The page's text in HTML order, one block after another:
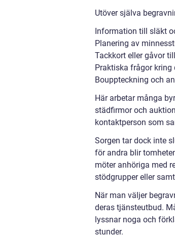
Utöver själva
Information till släkt
Planering av
Tackkort eller gåvor
Praktiska frågor kring
Bouppteckning och
Här arbetar många
städfirmor och
kontaktperson som
Sorgen tar dock inte
för andra blir
möter anhöriga med
stödgrupper eller
När man väljer
deras tjänsteutbud.
lyssnar noga och
stunder.